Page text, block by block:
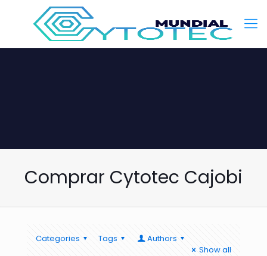
Comprar Cytotec Cajobi
Categories Tags
Authors
Show all